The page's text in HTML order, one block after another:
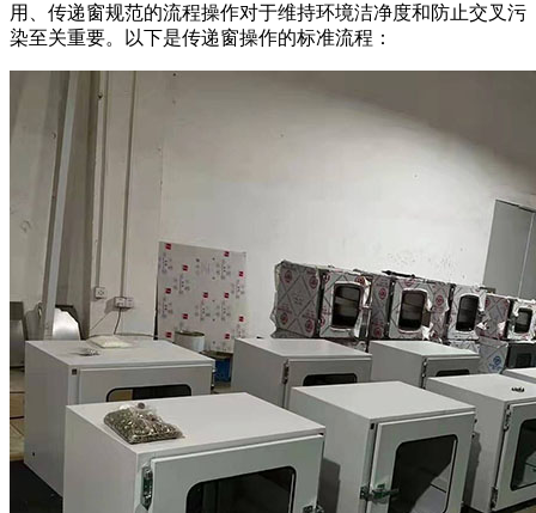
用、传递窗规范的流程操作对于维持环境洁净度和防止交叉污
染至关重要。以下是传递窗操作的标准流程：